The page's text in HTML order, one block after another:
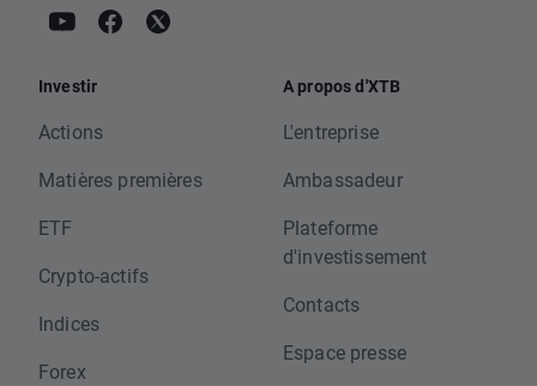
Investir
Actions
Matières premières
ETF
Crypto-actifs
Indices
Forex
A propos d'XTB
L'entreprise
Ambassadeur
Plateforme
d'investissement
Contacts
Espace presse